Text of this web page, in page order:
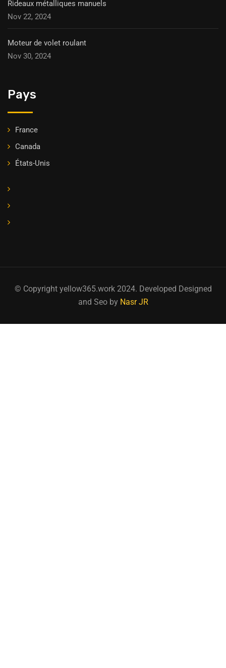
Rideaux métalliques manuels
Nov 22, 2024
Moteur de volet roulant
Nov 30, 2024
Pays
France
Canada
États-Unis
© Copyright yellow365.work 2024. Developed Designed
and Seo by Nasr JR